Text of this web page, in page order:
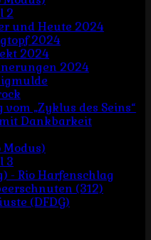
2
und Heute 2024
2024
2024
2024
„Zyklus des Seins“
Dankbarkeit
Modus)
3
- Rio Harfenschlag
(312)
(DFDG)